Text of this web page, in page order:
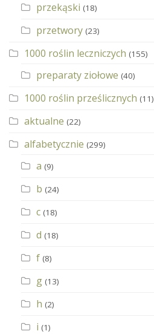
przekąski (18)
przetwory (23)
1000 roślin leczniczych (155)
preparaty ziołowe (40)
1000 roślin prześlicznych (11)
aktualne (22)
alfabetycznie (299)
a (9)
b (24)
c (18)
d (18)
f (8)
g (13)
h (2)
i (1)